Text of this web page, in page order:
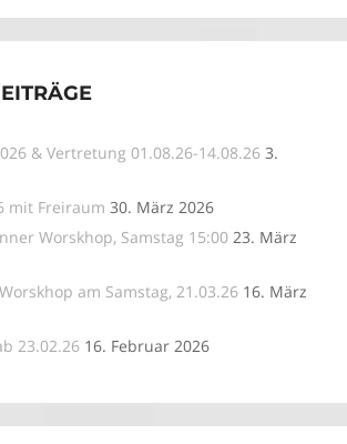
& Vertretung 01.08.26-14.08.26 3.
mit Freiraum 30. März 2026
Worskhop, Samstag 15:00 23. März
am Samstag, 21.03.26 16. März
23.02.26 16. Februar 2026